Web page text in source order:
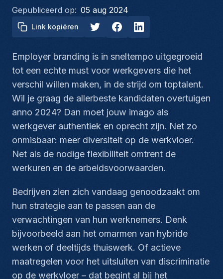
Gepubliceerd op: 05 aug 2024
Link kopiëren
Employer branding is in sneltempo uitgegroeid
tot een echte must voor werkgevers die het
verschil willen maken, in de strijd om toptalent.
Wil je graag de allerbeste kandidaten overtuigen
anno 2024? Dan moet jouw imago als
werkgever authentiek en oprecht zijn. Net zo
onmisbaar: meer diversiteit op de werkvloer.
Net als de nodige flexibiliteit omtrent de
werkuren en de arbeidsvoorwaarden.
Bedrijven zien zich vandaag genoodzaakt om
hun strategie aan te passen aan de
verwachtingen van hun werknemers. Denk
bijvoorbeeld aan het omarmen van hybride
werken of deeltijds thuiswerk. Of actieve
maatregelen voor het uitsluiten van discriminatie
op de werkvloer – dat begint al bij het